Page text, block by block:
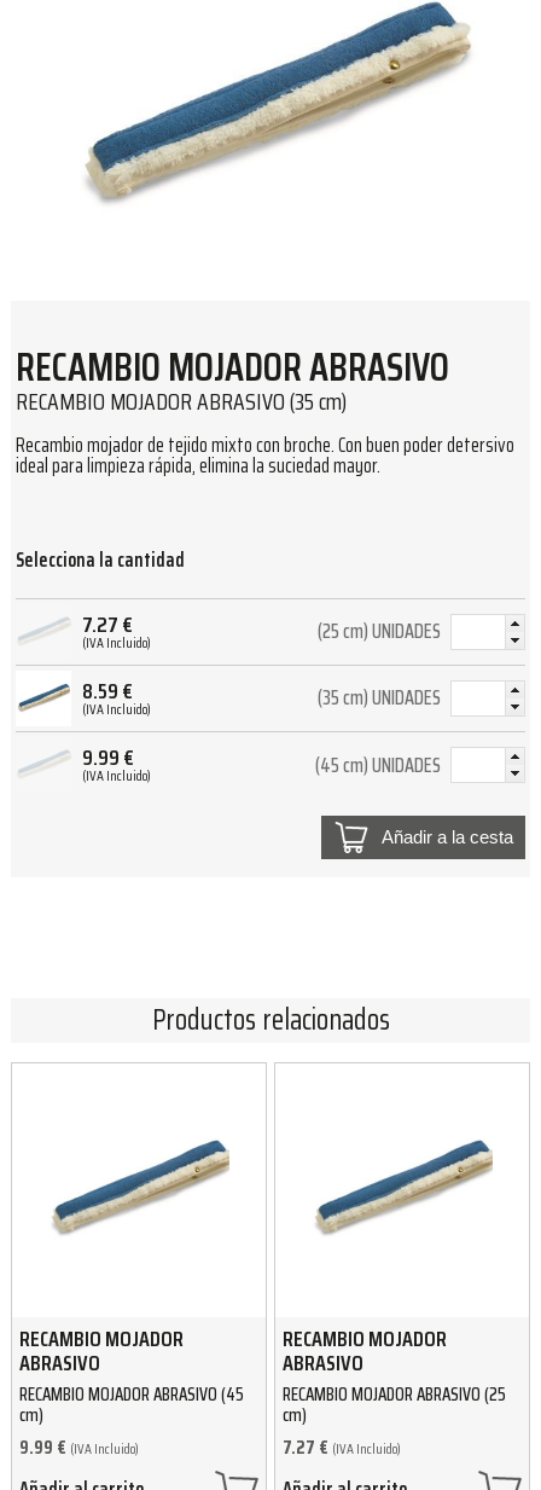
RECAMBIO MOJADOR ABRASIVO
RECAMBIO MOJADOR ABRASIVO (35 cm)
Recambio mojador de tejido mixto con broche. Con buen poder detersivo
ideal para limpieza rápida, elimina la suciedad mayor.
Selecciona la cantidad
7.27€
(IVA Incluido) (25 cm) UNIDADES
8.59€
(IVA Incluido) (35 cm) UNIDADES
9.99€
(IVA Incluido) (45 cm) UNIDADES
Añadir a la cesta
Productos relacionados
RECAMBIO MOJADOR
ABRASIVO
RECAMBIO MOJADOR ABRASIVO (45
cm)
9.99 € (IVA Incluido)
RECAMBIO MOJADOR
ABRASIVO
RECAMBIO MOJADOR ABRASIVO (25
cm)
7.27 € (IVA Incluido)